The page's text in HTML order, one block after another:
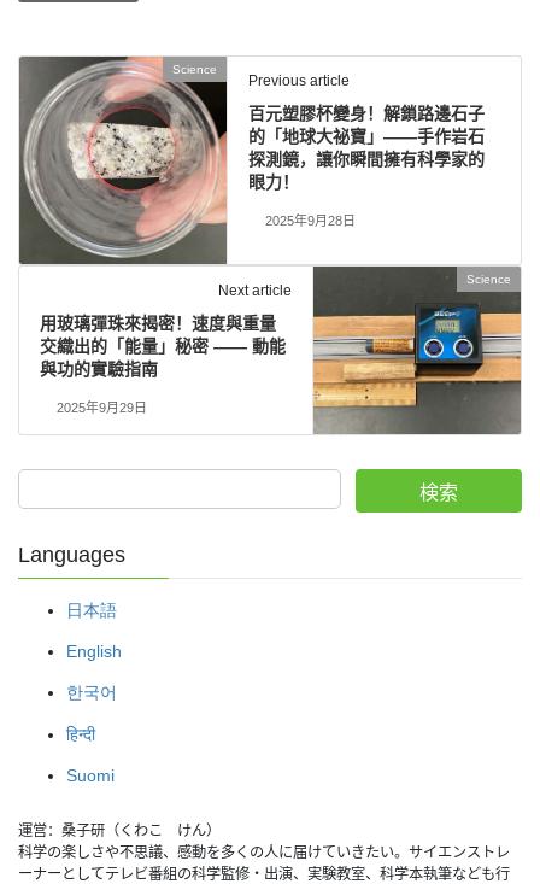
Science
Previous article
百元塑膠杯變身！解鎖路邊石子
的「地球大祕寶」——手作岩石
探測鏡，讓你瞬間擁有科學家的
眼力！
2025年9月28日
Science
Next article
用玻璃彈珠來揭密！速度與重量
交織出的「能量」秘密 —— 動能
與功的實驗指南
2025年9月29日
検索
Languages
日本語
English
한국어
हिन्दी
Suomi
運営：桑子研（くわこ　けん）
科学の楽しさや不思議、感動を多くの人に届けていきたい。サイエンストレ
ーナーとしてテレビ番組の科学監修・出演、実験教室、科学本執筆なども行